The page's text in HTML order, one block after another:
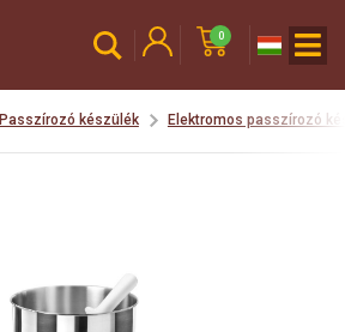
0
Passzírozó készülék Elektromos passzírozó